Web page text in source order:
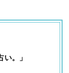
。」